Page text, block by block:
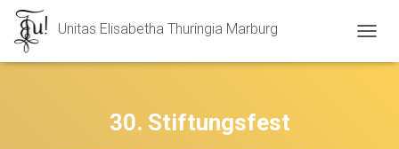
Unitas Elisabetha Thuringia Marburg
A
30. Stiftungsfest